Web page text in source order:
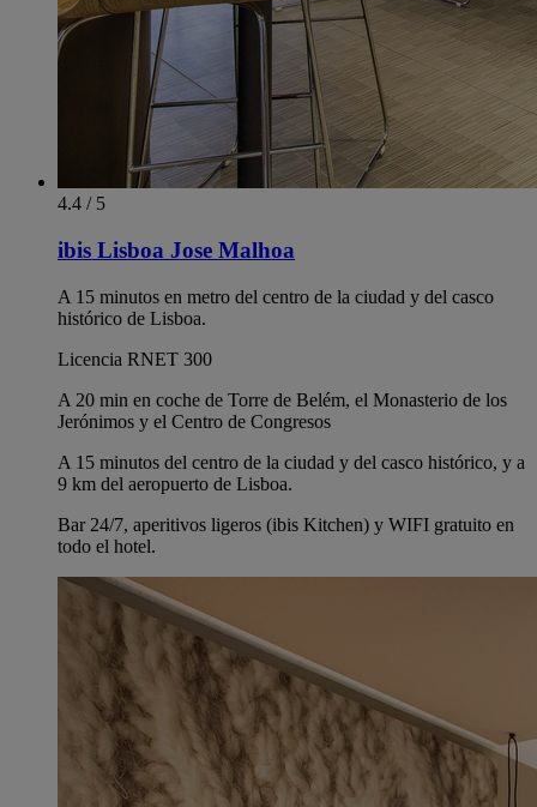
4.4 / 5
ibis Lisboa Jose Malhoa
A 15 minutos en metro del centro de la ciudad y del casco
histórico de Lisboa.
Licencia RNET 300
A 20 min en coche de Torre de Belém, el Monasterio de los
Jerónimos y el Centro de Congresos
A 15 minutos del centro de la ciudad y del casco histórico, y a
9 km del aeropuerto de Lisboa.
Bar 24/7, aperitivos ligeros (ibis Kitchen) y WIFI gratuito en
todo el hotel.